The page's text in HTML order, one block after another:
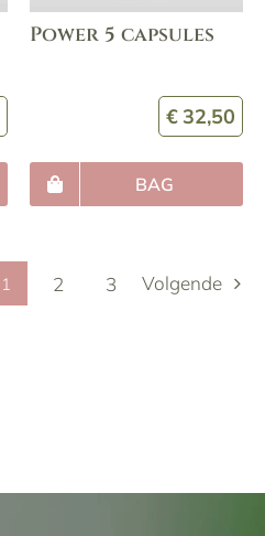
Power 5 capsules
€32,50
BAG
1 2 3 Volgende